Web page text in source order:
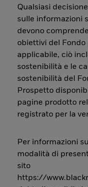
Qualsiasi
sulle informazioni
devono
obiettivi del Fondo
applicabile, ciò
sostenibilità e le
sostenibilità del
Prospetto
pagine prodotto
registrato per la
Per informazioni
modalità di
sito
https://